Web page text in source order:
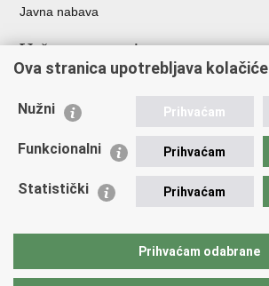
Javna nabava
Važne poveznice
Ministarstvo unutarnjih poslova
Udruge
Policijska akademija
Zaklada policijske solidarnosti
Vučetić"
Ova stranica upotrebljava kolačiće
Nužni Prihvaćam
Funkcionalni Prihvaćam
Statistički Prihvaćam
Prihvaćam odabrane